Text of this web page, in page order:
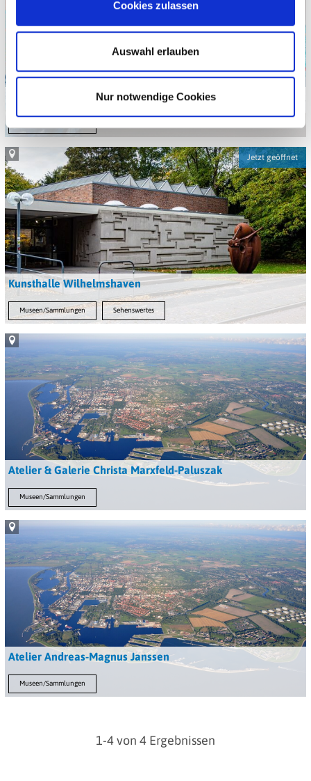
Cookies zulassen
Auswahl erlauben
Nur notwendige Cookies
Galerie und Atelier Kunstraum
Jetzt geöffnet
Kunsthalle Wilhelmshaven
Museen/Sammlungen Sehenswertes
Atelier & Galerie Christa Marxfeld-Paluszak
Museen/Sammlungen
Atelier Andreas-Magnus Janssen
Museen/Sammlungen
1-4 von 4 Ergebnissen